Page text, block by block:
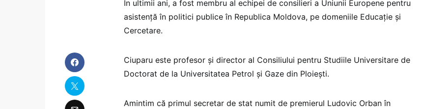
În ultimii ani, a fost membru al echipei de consilieri a Uniunii Europene pentru
asistență în politici publice în Republica Moldova, pe domeniile Educație și
Cercetare.
Ciuparu este profesor și director al Consiliului pentru Studiile Universitare de
Doctorat de la Universitatea Petrol și Gaze din Ploiești.
Amintim că primul secretar de stat numit de premierul Ludovic Orban în